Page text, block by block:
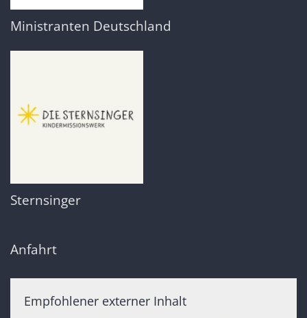
Ministranten Deutschland
Sternsinger
Anfahrt
Empfohlener externer Inhalt